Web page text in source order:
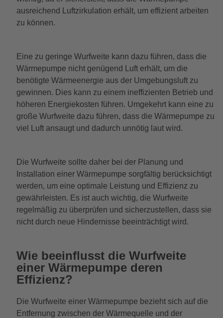
ausreichend Luftzirkulation erhält, um effizient arbeiten
zu können.
Eine zu geringe Wurfweite kann dazu führen, dass die
Wärmepumpe nicht genügend Luft erhält, um die
benötigte Wärmeenergie aus der Umgebungsluft zu
gewinnen. Dies kann zu einem ineffizienten Betrieb und
höheren Energiekosten führen. Umgekehrt kann eine zu
große Wurfweite dazu führen, dass die Wärmepumpe zu
viel Luft ansaugt und dadurch unnötig laut wird.
Die Wurfweite sollte daher bei der Planung und
Installation einer Wärmepumpe sorgfältig berücksichtigt
werden, um eine optimale Leistung und Effizienz zu
gewährleisten. Es ist auch wichtig, die Wurfweite
regelmäßig zu überprüfen und sicherzustellen, dass sie
nicht durch neue Hindernisse beeinträchtigt wird.
Wie beeinflusst die Wurfweite
einer Wärmepumpe deren
Effizienz?
Die Wurfweite einer Wärmepumpe bezieht sich auf die
Entfernung zwischen der Wärmequelle und der